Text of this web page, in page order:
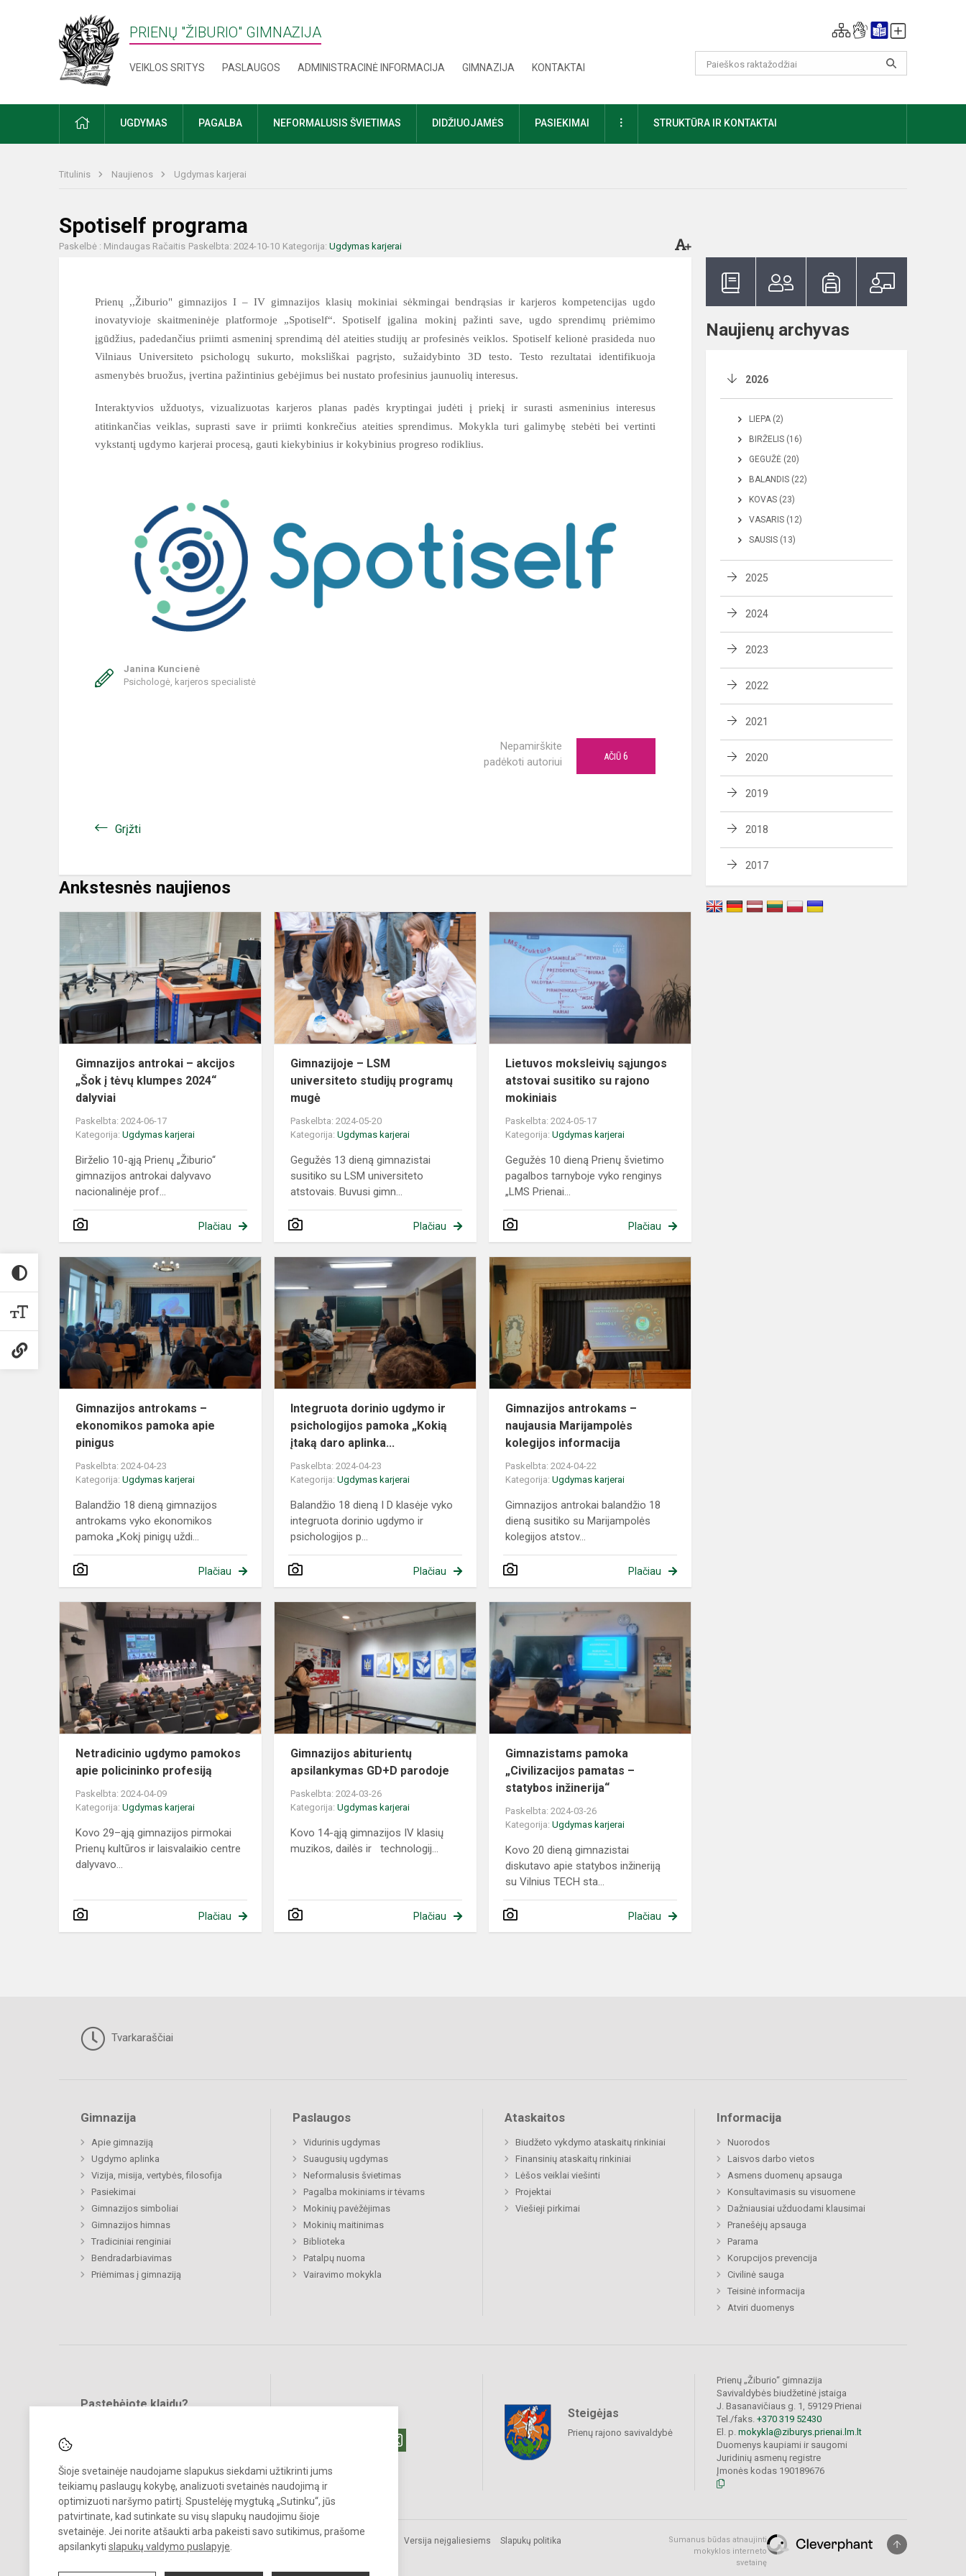
Šioje svetainėje naudojame slapukus siekdami užtikrinti jums
teikiamų paslaugų kokybę, analizuoti svetainės naudojimą ir
optimizuoti naršymo patirtį. Spustelėję mygtuką „Sutinku“, jūs
patvirtinate, kad sutinkate su visų slapukų naudojimu šioje
svetainėje. Jei norite atšaukti arba pakeisti savo sutikimus, prašome
apsilankyti slapukų valdymo puslapyje
PRIENŲ "ŽIBURIO" GIMNAZIJA
VEIKLOS SRITYS PASLAUGOS ADMINISTRACINĖ INFORMACIJA GIMNAZIJA KONTAKTAI
PRADŽIAUGDYMAS PAGALBA NEFORMALUSIS ŠVIETIMAS DIDŽIUOJAMĖS PASIEKIMAI DAUGIAUSTRUKTŪRA IR KONTAKTAI
Titulinis Naujienos Ugdymas karjerai
Spotiself programa
Paskelbė : Mindaugas Račaitis Paskelbta: 2024-10-10 Kategorija: Ugdymas karjerai
Prienų ,,Žiburio" gimnazijos I – IV gimnazijos klasių mokiniai sėkmingai bendrąsias ir karjeros kompetencijas ugdo
inovatyvioje skaitmeninėje platformoje „Spotiself“. Spotiself įgalina mokinį pažinti save, ugdo sprendimų priėmimo
įgūdžius, padedančius priimti asmeninį sprendimą dėl ateities studijų ar profesinės veiklos. Spotiself kelionė prasideda nuo
Vilniaus Universiteto psichologų sukurto, moksliškai pagrįsto, sužaidybinto 3D testo. Testo rezultatai identifikuoja
asmenybės bruožus, įvertina pažintinius gebėjimus bei nustato profesinius jaunuolių interesus.
Interaktyvios užduotys, vizualizuotas karjeros planas padės kryptingai judėti į priekį ir surasti asmeninius interesus
atitinkančias veiklas, suprasti save ir priimti konkrečius ateities sprendimus. Mokykla turi galimybę stebėti bei vertinti
vykstantį ugdymo karjerai procesą, gauti kiekybinius ir kokybinius progreso rodiklius.
Janina Kuncienė
Psichologė, karjeros specialistė
Nepamirškite
padėkoti autoriui
AČIŪ 6
Grįžti
Ankstesnės naujienos
Gimnazijos
antrokai
akcijos
„Šok
į
tėvų
klumpes
Gimnazijos antrokai – akcijos
„Šok į tėvų klumpes 2024“
dalyviai
Paskelbta: 2024-06-17
Kategorija: Ugdymas karjerai
Birželio 10-ąją Prienų „Žiburio“
gimnazijos antrokai dalyvavo
nacionalinėje prof...
Plačiau
Gimnazijoje
–
LSM
universiteto
studijų
mugė
Gimnazijoje – LSM
universiteto studijų programų
mugė
Paskelbta: 2024-05-20
Kategorija:Ugdymas karjerai
Gegužės 13 dieną gimnazistai
susitiko su LSM universiteto
atstovais. Buvusi gimn...
Plačiau
susitiko
su
rajono
Lietuvos moksleivių sąjungos
atstovai susitiko su rajono
mokiniais
Paskelbta: 2024-05-17
Kategorija:Ugdymas karjerai
Gegužės 10 dieną Prienų švietimo
pagalbos tarnyboje vyko renginys
„LMS Prienai...
Plačiau
Gimnazijos
antrokams
ekonomikos
pamoka
apie
pinigus
Gimnazijos antrokams –
ekonomikos pamoka apie
pinigus
Paskelbta: 2024-04-23
Kategorija: Ugdymas karjerai
Balandžio 18 dieną gimnazijos
antrokams vyko ekonomikos
pamoka „Kokį pinigų uždi...
Plačiau
Integruota
dorinio
ugdymo
psichologijos
pamoka
„Kokią
įt...
Integruota dorinio ugdymo ir
psichologijos pamoka „Kokią
įtaką daro aplinka...
Paskelbta: 2024-04-23
Kategorija:Ugdymas karjerai
Balandžio 18 dieną I D klasėje vyko
integruota dorinio ugdymo ir
psichologijos p...
Plačiau
Gimnazijos
antrokams
inf...
Gimnazijos antrokams –
naujausia Marijampolės
kolegijos informacija
Paskelbta: 2024-04-22
Kategorija:Ugdymas karjerai
Gimnazijos antrokai balandžio 18
dieną susitiko su Marijampolės
kolegijos atstov...
Plačiau
pamokos
policininko
profesiją
Netradicinio ugdymo pamokos
apie policininko profesiją
Paskelbta: 2024-04-09
Kategorija: Ugdymas karjerai
Kovo 29–ąją gimnazijos pirmokai
Prienų kultūros ir laisvalaikio centre
dalyvavo...
Plačiau
Gimnazijos
abiturientų
apsilankymas
GD+D
parodoje
Gimnazijos abiturientų
apsilankymas GD+D parodoje
Paskelbta: 2024-03-26
Kategorija:Ugdymas karjerai
Kovo 14-ąją gimnazijos IV klasių
muzikos, dailės ir technologij...
Plačiau
pamatas
–
statybos
Gimnazistams pamoka
„Civilizacijos pamatas –
statybos inžinerija“
Paskelbta: 2024-03-26
Kategorija:Ugdymas karjerai
Kovo 20 dieną gimnazistai
diskutavo apie statybos inžineriją
su Vilnius TECH sta...
Plačiau
Naujienų archyvas
2026
LIEPA (2)
BIRŽELIS (16)
GEGUŽĖ (20)
BALANDIS (22)
KOVAS (23)
VASARIS (12)
SAUSIS (13)
2025
2024
2023
2022
2021
2020
2019
2018
2017
Tvarkaraščiai
Gimnazija
Apie gimnaziją
Ugdymo aplinka
Vizija, misija, vertybės, filosofija
Pasiekimai
Gimnazijos simboliai
Gimnazijos himnas
Tradiciniai renginiai
Bendradarbiavimas
Priėmimas į gimnaziją
Paslaugos
Vidurinis ugdymas
Suaugusių ugdymas
Neformalusis švietimas
Pagalba mokiniams ir tėvams
Mokinių pavėžėjimas
Mokinių maitinimas
Biblioteka
Patalpų nuoma
Vairavimo mokykla
Ataskaitos
Biudžeto vykdymo ataskaitų rinkiniai
Finansinių ataskaitų rinkiniai
Lėšos veiklai viešinti
Projektai
Viešieji pirkimai
Informacija
Nuorodos
Laisvos darbo vietos
Asmens duomenų apsauga
Konsultavimasis su visuomene
Dažniausiai užduodami klausimai
Pranešėjų apsauga
Parama
Korupcijos prevencija
Civilinė sauga
Teisinė informacija
Atviri duomenys
Pastebėjote klaidų?
Steigėjas
Prienų rajono savivaldybė
Prienų „Žiburio“ gimnazija
Savivaldybės biudžetinė įstaiga
J. Basanavičiaus g. 1, 59129 Prienai
Tel./faks. +370 319 52430
El. p. mokykla@ziburys.prienai.lm.lt
Duomenys kaupiami ir saugomi
Juridinių asmenų registre
Įmonės kodas 190189676
© 2023 Prienų "Žiburio" gimnazija. Visos teisės saugomos.
Kopijuoti turinį be raštiško gimnazijos sutikimo griežtai draudžiama.
Versija neįgaliesiems Slapukų politika
Sumanus būdas atnaujinti
mokyklos interneto
svetainę